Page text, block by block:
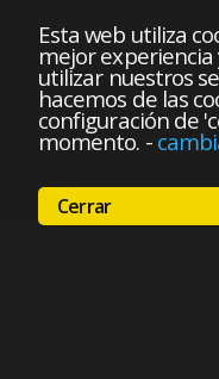
Esta web utiliza
mejor experiencia
utilizar nuestros
hacemos de las
configuración de
momento. -
Cerrar